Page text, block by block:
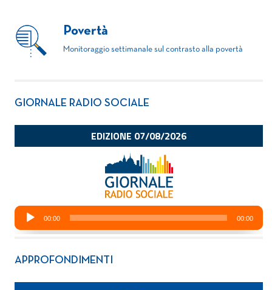
Povertà
Monitoraggio settimanale sul contrasto alla povertà
GIORNALE RADIO SOCIALE
APPROFONDIMENTI